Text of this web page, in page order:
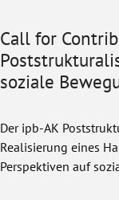
Call for
soziale
Der ipb-AK
Realisierung eines
Perspektiven auf